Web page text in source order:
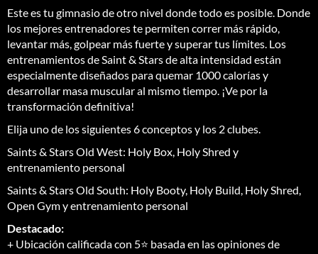
Este es tu gimnasio de otro nivel donde todo es posible. Donde
los mejores entrenadores te permiten correr más rápido,
levantar más, golpear más fuerte y superar tus límites. Los
entrenamientos de Saint & Stars de alta intensidad están
especialmente diseñados para quemar 1000 calorías y
desarrollar masa muscular al mismo tiempo. ¡Ve por la
transformación definitiva!
Elija uno de los siguientes 6 conceptos y los 2 clubes.
Saints & Stars Old West: Holy Box, Holy Shred y
entrenamiento personal
Saints & Stars Old South: Holy Booty, Holy Build, Holy Shred,
Open Gym y entrenamiento personal
Destacado:
+ Ubicación calificada con 5⭐ basada en las opiniones de